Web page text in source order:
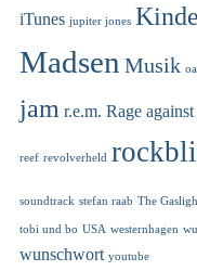
iTunes jupiter jones
Madsen Musik
jam r.e.m. Rage
reef revolverheld
soundtrack stefan raab The
tobi und bo USA westernhagen
wunschwort youtube